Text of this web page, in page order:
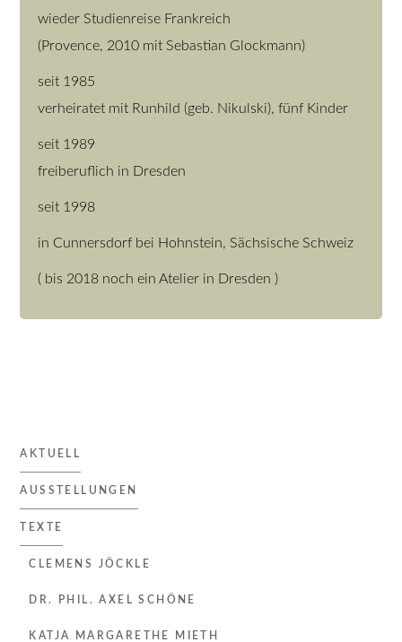
wieder Studienreise Frankreich
(Provence, 2010 mit Sebastian Glockmann)
seit 1985
verheiratet mit Runhild (geb. Nikulski), fünf Kinder
seit 1989
freiberuflich in Dresden
seit 1998
in Cunnersdorf bei Hohnstein, Sächsische Schweiz
( bis 2018 noch ein Atelier in Dresden )
AKTUELL
AUSSTELLUNGEN
TEXTE
CLEMENS JÖCKLE
DR. PHIL. AXEL SCHÖNE
KATJA MARGARETHE MIETH